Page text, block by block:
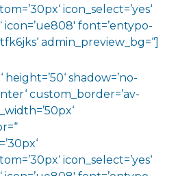
icon_select=’yes‘
font=’entypo-
admin_preview_bg=“]
height=’50‘ shadow=’no-
custom_border=’av-
icon_select=’yes‘